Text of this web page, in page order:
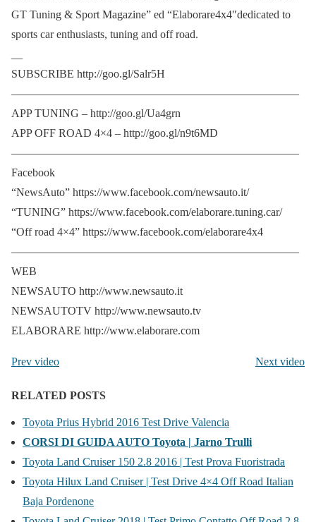
GT Tuning & Sport Magazine” ed “Elaborare4x4″dedicated to
sports car enthusiasts, tuning and off road.
SUBSCRIBE http://goo.gl/Salr5H
—————————————————————————–
APP TUNING – http://goo.gl/Ua4grn
APP OFF ROAD 4×4 – http://goo.gl/n9t6MD
—————————————————————————–
Facebook
“NewsAuto” https://www.facebook.com/newsauto.it/
“TUNING” https://www.facebook.com/elaborare.tuning.car/
“Off road 4×4” https://www.facebook.com/elaborare4x4
—————————————————————————–
WEB
NEWSAUTO http://www.newsauto.it
NEWSAUTOTV http://www.newsauto.tv
ELABORARE http://www.elaborare.com
Prev video Next video
RELATED POSTS
Toyota Prius Hybrid 2016 Test Drive Valencia
CORSI DI GUIDA AUTO Toyota | Jarno Trulli
Toyota Land Cruiser 150 2.8 2016 | Test Prova Fuoristrada
Toyota Hilux Land Cruiser | Test Drive 4×4 Off Road Italian
Baja Pordenone